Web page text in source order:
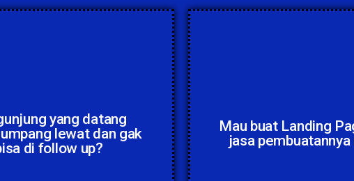
yang datang
lewat dan gak
di follow up?
Mau buat Landing
jasa pembuatannya